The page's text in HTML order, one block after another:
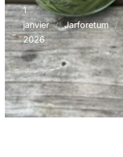
1
janvier
2026
/ Jarforetum /